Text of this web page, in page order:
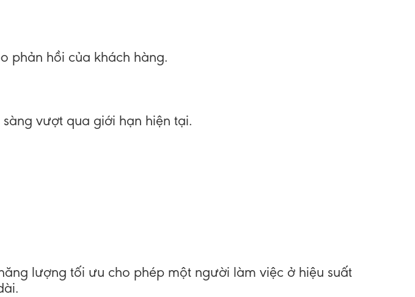
phản hồi của khách hàng.
vượt qua giới hạn hiện tại.
lượng tối ưu cho phép một người làm việc ở hiệu suất